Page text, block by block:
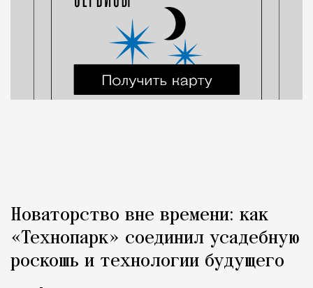
Новаторство вне времени: как
«Технопарк» соединил усадебную
роскошь и технологии будущего